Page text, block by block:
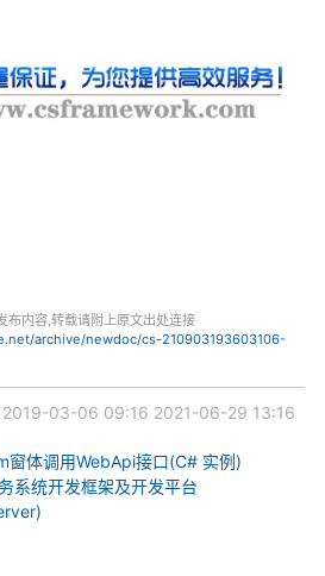
布内容,转载请附上原文出处连接
archive/newdoc/cs-210903193603106-
2019-03-06 09:16 2021-06-29 13:16
窗体调用WebApi接口(C# 实例)
系统开发框架及开发平台